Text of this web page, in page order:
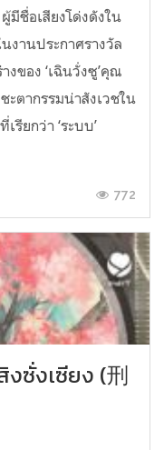
มีชื่อเสียงโด่งดังใน
งานประกาศรางวัล
ของ ‘เฉินวั่งซู’คุณ
ตากรรมน่าสังเวชใน
รียกว่า ‘ระบบ’
772
ซั่งเซียง (刑